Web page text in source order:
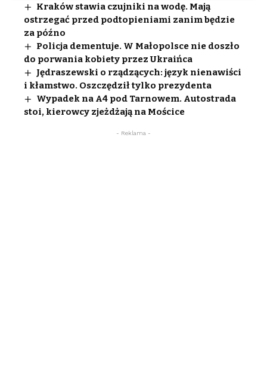
Kraków stawia czujniki na wodę. Mają
ostrzegać przed podtopieniami zanim będzie
za późno
Policja dementuje. W Małopolsce nie doszło
do porwania kobiety przez Ukraińca
Jędraszewski o rządzących: język nienawiści
i kłamstwo. Oszczędził tylko prezydenta
Wypadek na A4 pod Tarnowem. Autostrada
stoi, kierowcy zjeżdżają na Mościce
- Reklama -